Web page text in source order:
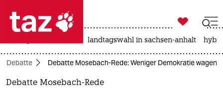
 taz zahl ich
taz zahl ich

taz zahl ich
landtagswahl in sachsen-anhalt
Debatte Debatte Mosebach-Rede: Weniger Demokratie wagen
Debatte Mosebach-Rede